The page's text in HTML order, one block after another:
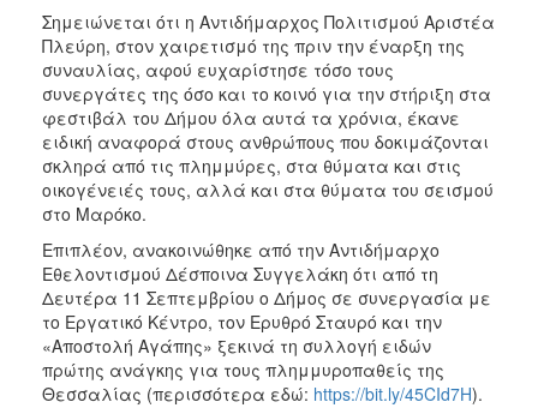
Σημειώνεται ότι η Αντιδήμαρχος Πολιτισμού Αριστέα
Πλεύρη, στον χαιρετισμό της πριν την έναρξη της
συναυλίας, αφού ευχαρίστησε τόσο τους
συνεργάτες της όσο και το κοινό για την στήριξη στα
φεστιβάλ του Δήμου όλα αυτά τα χρόνια, έκανε
ειδική αναφορά στους ανθρώπους που δοκιμάζονται
σκληρά από τις πλημμύρες, στα θύματα και στις
οικογένειές τους, αλλά και στα θύματα του σεισμού
στο Μαρόκο.
Επιπλέον, ανακοινώθηκε από την Αντιδήμαρχο
Εθελοντισμού Δέσποινα Συγγελάκη ότι από τη
Δευτέρα 11 Σεπτεμβρίου ο Δήμος σε συνεργασία με
το Εργατικό Κέντρο, τον Ερυθρό Σταυρό και την
«Αποστολή Αγάπης» ξεκινά τη συλλογή ειδών
πρώτης ανάγκης για τους πλημμυροπαθείς της
Θεσσαλίας (περισσότερα εδώ: https://bit.ly/45CId7H).